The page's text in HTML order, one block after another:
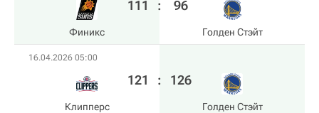
Финикс
111 : 96
Голден Стэйт
16.04.2026 05:00
Клипперс
121 : 126
Голден Стэйт